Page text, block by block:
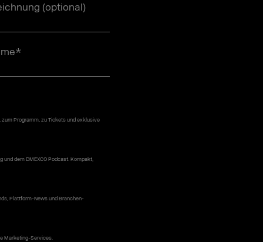
(optional)
*
zum Programm, zu Tickets und exklusive
dem DMEXCO Podcast. Kompakt,
Plattform-News und Branchen-
Marketing-Services.